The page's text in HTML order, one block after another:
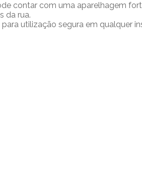
contar com uma aparelhagem
da rua.
para utilização segura em qualquer